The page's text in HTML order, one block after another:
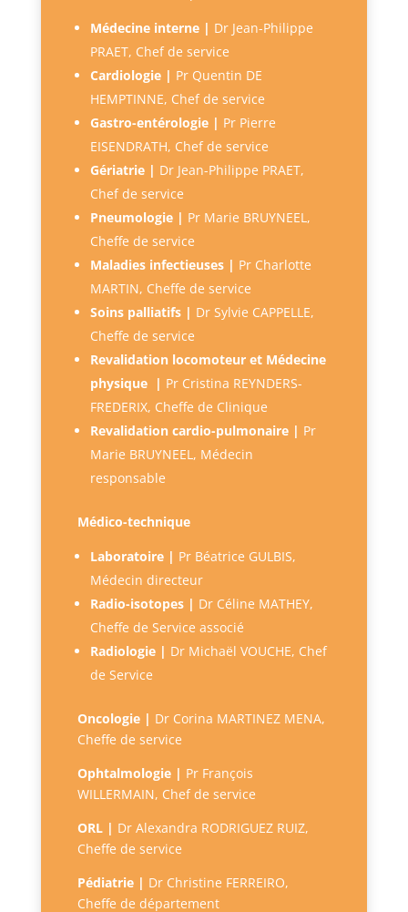
Médecine interne | Dr Jean-Philippe
PRAET, Chef de service
Cardiologie | Pr Quentin DE
HEMPTINNE, Chef de service
Gastro-entérologie | Pr Pierre
EISENDRATH, Chef de service
Gériatrie | Dr Jean-Philippe PRAET,
Chef de service
Pneumologie | Pr Marie BRUYNEEL,
Cheffe de service
Maladies infectieuses | Pr Charlotte
MARTIN, Cheffe de service
Soins palliatifs | Dr Sylvie CAPPELLE,
Cheffe de service
Revalidation locomoteur et Médecine
physique | Pr Cristina REYNDERS-
FREDERIX, Cheffe de Clinique
Revalidation cardio-pulmonaire | Pr
Marie BRUYNEEL, Médecin
responsable
Médico-technique
Laboratoire | Pr Béatrice GULBIS,
Médecin directeur
Radio-isotopes | Dr Céline MATHEY,
Cheffe de Service associé
Radiologie | Dr Michaël VOUCHE, Chef
de Service
Oncologie | Dr Corina MARTINEZ MENA,
Cheffe de service
Ophtalmologie | Pr François
WILLERMAIN, Chef de service
ORL | Dr Alexandra RODRIGUEZ RUIZ,
Cheffe de service
Pédiatrie | Dr Christine FERREIRO,
Cheffe de département